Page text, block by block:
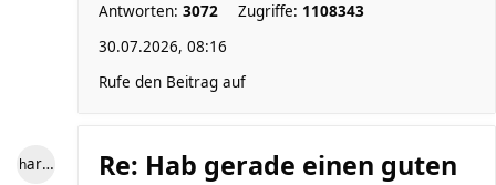
Antworten: 3072 Zugriffe: 1108343
30.07.2026, 08:16
Rufe den Beitrag auf
hardlooper
Re: Hab gerade einen guten